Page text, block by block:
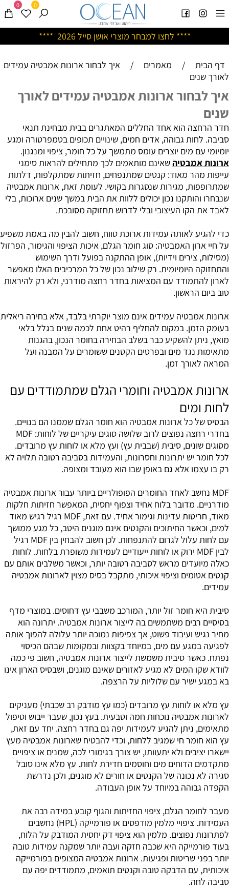
**** לחצו למבחר מוצרי אושן סייל 2026 ****
0 0
דף הבית / מאמרים /
איך לבחור ארונות אמבטיה עמידים
לאורך שנים
איך לבחור ארונות אמבטיה עמידים לאורך
שנים
חדר הרחצה הוא אחד החללים המאתגרים בבית מבחינת תנאי
סביבה. לחות גבוהה, אדים חמים, שינויים תכופים בטמפרטורה ומגע
יומיומי עם מים יוצרים עומס מתמשך על כל חומר, ציפוי ומנגנון.
ארונות אמבטיהשאינם מותאמים לכך מתחילים להראות סימני
עייפות מהר מאוד: קנטים שמתנפחים, חזיתות שמתקלפות, דלתות
שמתרופפות, מגירות שנסגרות בקושי. לעומת זאת, ארונות אמבטיה
שנבחרו והותקנו נכון יכולים ללוות את הבית במשך שנים ארוכות, בלי
לאבד את הקו העיצובי ובלי לדרוש תחזוקה מסובכת.
כדי להגיע לאותה עמידות ארוכת טווח, חשוב להבין מה באמת משפיע
על חיי ארון האמבטיה: סוג חומר הגלם, איכות הציפוי והגימור, הפרזול
(מסילות, צירים וידיות), אופן ההתקנה בפועל ודרך השימוש
והתחזוקה היומיומית. רק שילוב נכון של כל המרכיבים האלו מאפשר
לארון להתמודד עם המציאות בחדר רחצה מודרני, ולא רק להיראות
טוב ביום הראשון.
ארונות אמבטיה עמידים אינם מוצר יוקרתי בלבד, אלא בחירה ריאלית
בעומק הזמן. במקום להחליף רהיט אחת לכמה שנים בגלל בלאי
מואץ, ניתן להשקיע כבר בשלב הבחירה בחומר הנכון, בהגנות
מתאימות נגד מים ובפרטים הקטנים ששומרים על המבנה ועל
המראה לאורך זמן.
ארונות אמבטיה וחומרי הגלם שמתמודדים עם
לחות ומים
הבסיס של כל ארונות אמבטיה הוא חומר הגלם שממנו הם בנויים.
בחדרי רחצה נפוצים לרוב שלושה סוגים עיקריים של לוחות: MDF
מסוגים שונים, סיבית (שבבית עץ) ועץ מלא או לוחות עץ מרובדים.
לכל חומר יש יתרונות וחסרונות, והעמידות בסביבה רטובה תלויה לא
רק בו עצמו אלא גם באופן שבו הוא מעובד ומצופה.
MDF נחשב לאחד החומרים הפופולריים ביותר עבור ארונות אמבטיה
מודרניים. מדובר בלוח אחיד וצפוף יחסית, המאפשר חזיתות חלקות
מאוד, חריטות עדינות וגימור אחיד. עם זאת, MDF רגיל רגיש מאוד
למים, וכאשר החיתוכים והקנטים אינם מוגנים היטב, כל מגע ממושך
עם לחות עלול לגרום להתנפחות. לכן חשוב להבחין בין MDF רגיל
לבין MDF ירוק או לוחות ייעודיים לעמידות משופרת בלחות. לוחות
כאלה מיועדים מראש לסביבה רטובה יותר, וכאשר משלבים אותם עם
קנטים אטומים וציפוי איכותי, מתקבל בסיס מצוין לארונות אמבטיה
עמידים.
סיבית היא חומר זול יותר, המורכב משבבי עץ דחוסים. במוצרי מדף
בסיסיים רבים משתמשים בה לייצור ארונות אמבטיה. יתרונה הוא
מחיר נגיש ועיבוד פשוט, אך צפיפות נמוכה יותר עלולה להפוך אותה
לפגיעה במגע עם מים, במיוחד בקצוות ובמקומות שבהם הכיסוי
נפתח. כאשר סיבית משמשת לייצור ארונות אמבטיה, חשוב פי כמה
לוודא שקו המים לא מגיע לאזורים שאינם מוגנים, ושבסיס הארון אינו
בא במגע ישיר עם שלוליות על הרצפה.
עץ מלא או לוחות עץ מרובדים (כמו עץ מודבק רב שכבתי) מעניקים
לארונות אמבטיה נוכחות חמה וטבעית. בעץ נכון, שעבר ייבוש וטיפול
מתאימים, ניתן להגיע לעמידות יפה גם בחדר רחצה. יחד עם זאת,
עץ הוא חומר חי שמגיב ללחות, וכדי להבטיח שארונות אמבטיה מעץ
יישארו יציבים ולא יתעוותו, יש צורך בגימורי לכה, שמנים או ציפויים
מתקדמים הדוחים מים וחוסמים חדירת לחות. עץ מלא אינו סובל
סגירה לא נכונה של הקנטים או חורים לא מוגנים, ולכן נדרשת
הקפדה גבוהה במיוחד על אופן העבודה.
מעבר לחומר הגלם, ציפוי החזיתות והגוף קובע במידה רבה את
העמידות. ציפויי מלמין מודפסים או פורמייקה (HPL) נחשבים
לפתרונות נפוצים. מלמין הוא ציפוי דק יחסית המודבק על הלוח,
בעוד פורמייקה היא שכבה חזקה ועבה יותר שמקנה עמידות טובה
יותר בפני שריטות ופגיעות. ארונות אמבטיה המצופים בפורמייקה
איכותית, עם הדבקה טובה וקנטים תואמים, מתמודדים יפה עם
סביבה לחה.